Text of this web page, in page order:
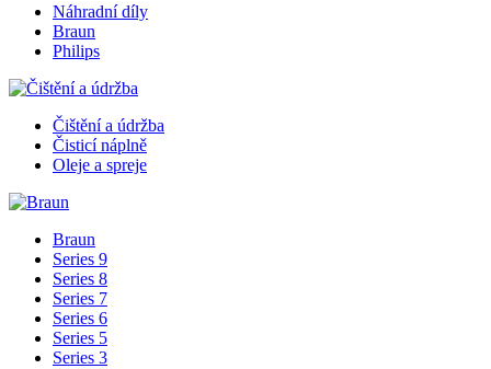
Náhradní díly
Braun
Philips
Čištění a údržba
Čisticí náplně
Oleje a spreje
Braun
Series 9
Series 8
Series 7
Series 6
Series 5
Series 3